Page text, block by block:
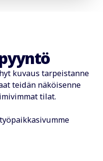
kuvaus tarpeistanne
teidän näköisenne
tilat.